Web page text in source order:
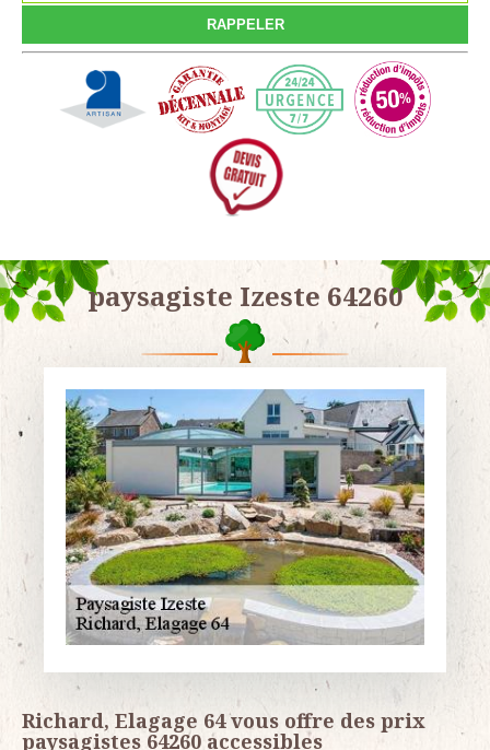
paysagiste Izeste 64260
Richard, Elagage 64 vous offre des prix
paysagistes 64260 accessibles